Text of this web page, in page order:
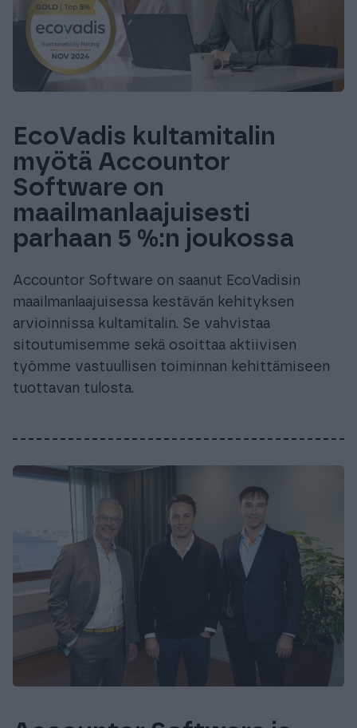
EcoVadis kultamitalin
myötä Accountor
Software on
maailmanlaajuisesti
parhaan 5 %:n joukossa
Accountor Software on saanut EcoVadisin
maailmanlaajuisessa kestävän kehityksen
arvioinnissa kultamitalin. Se vahvistaa
sitoutumisemme sekä osoittaa aktiivisen
työmme vastuullisen toiminnan kehittämiseen
tuottavan tulosta.